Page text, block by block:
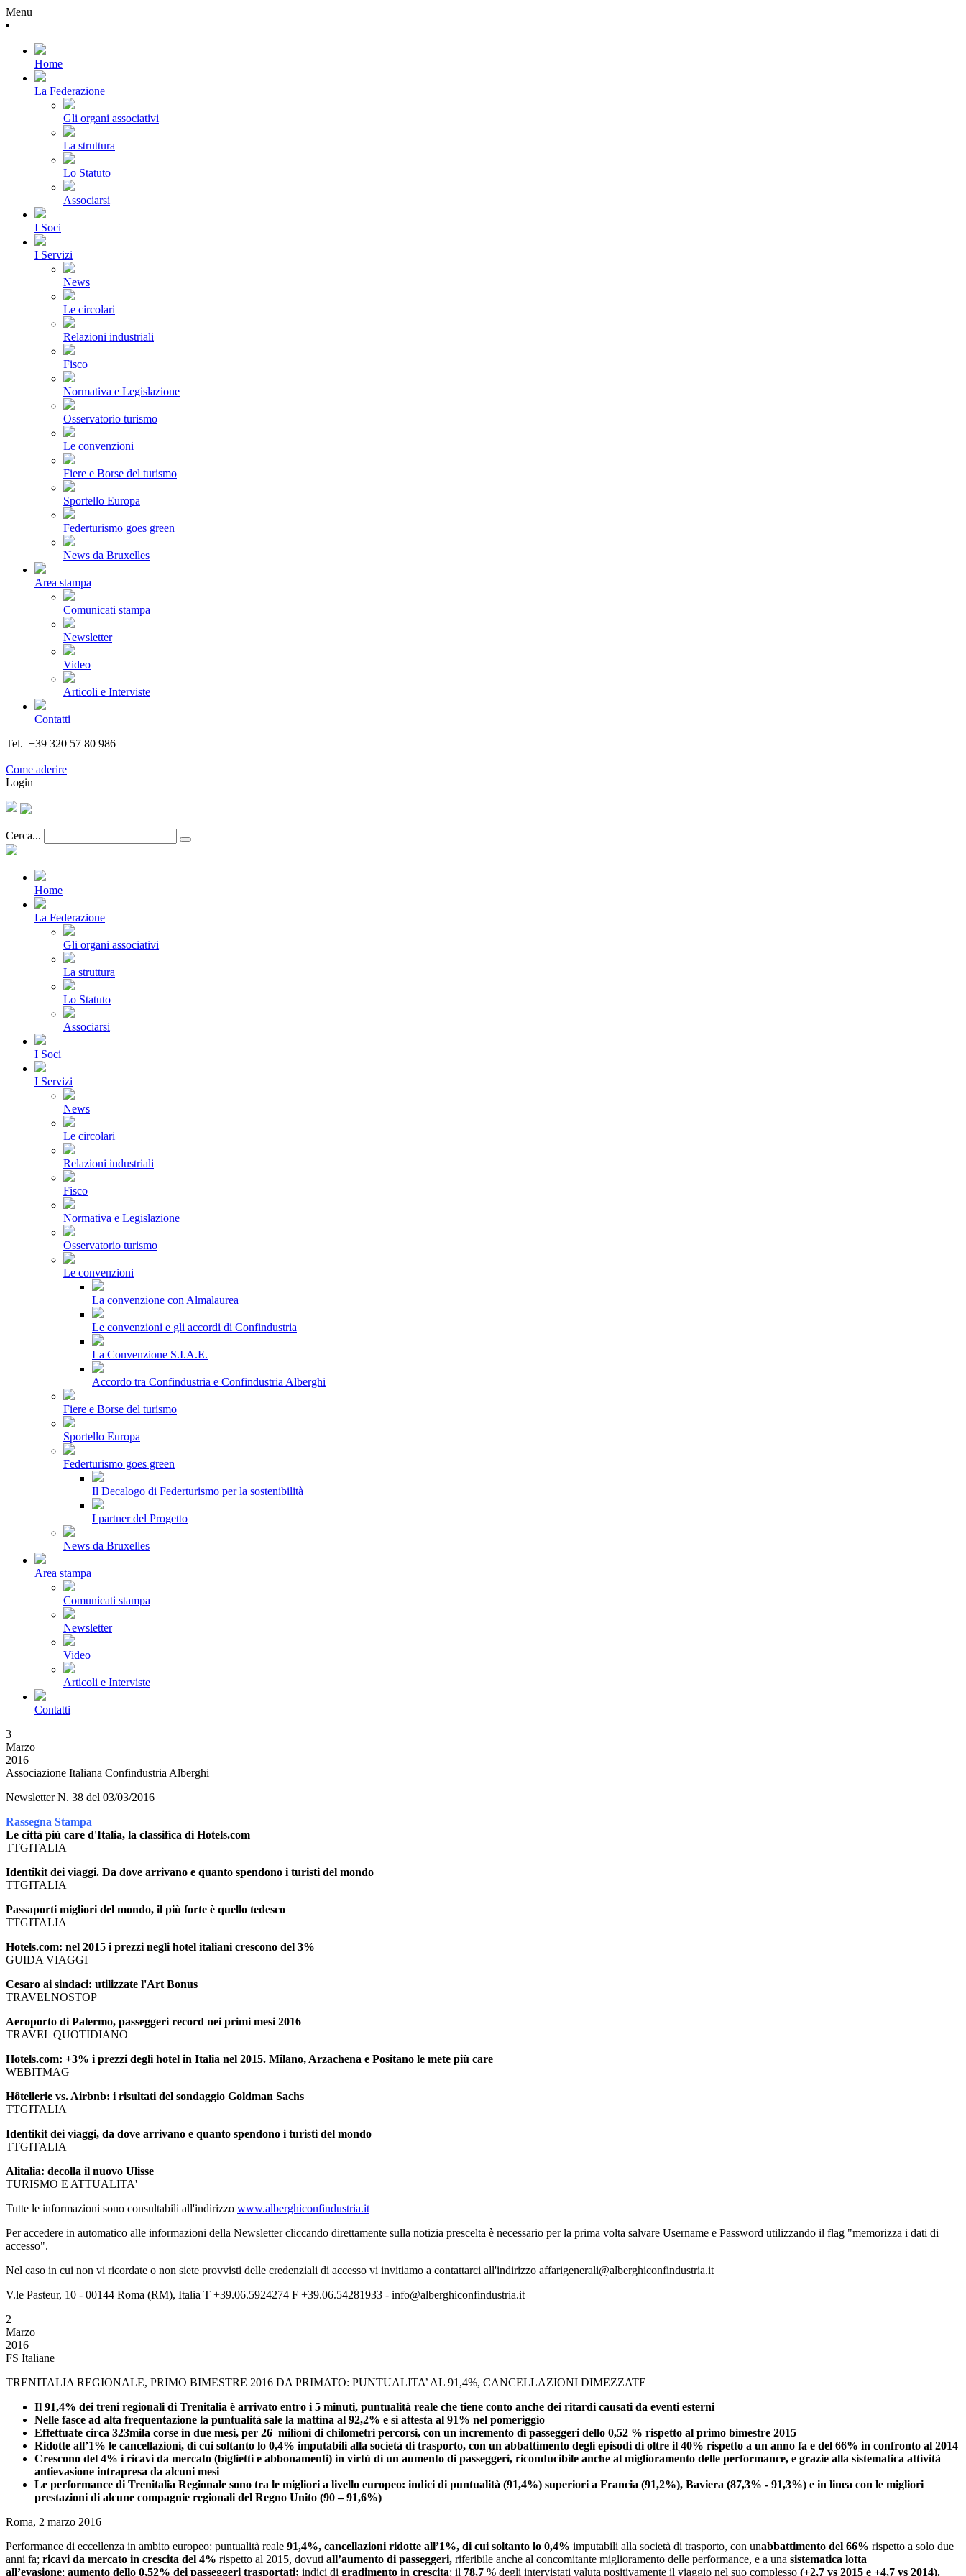
Menu
Home
La Federazione
Gli organi associativi
La struttura
Lo Statuto
Associarsi
I Soci
I Servizi
News
Le circolari
Relazioni industriali
Fisco
Normativa e Legislazione
Osservatorio turismo
Le convenzioni
Fiere e Borse del turismo
Sportello Europa
Federturismo goes green
News da Bruxelles
Area stampa
Comunicati stampa
Newsletter
Video
Articoli e Interviste
Contatti
Tel. +39 320 57 80 986
Come aderire
Login
Cerca...
Home
La Federazione
Gli organi associativi
La struttura
Lo Statuto
Associarsi
I Soci
I Servizi
News
Le circolari
Relazioni industriali
Fisco
Normativa e Legislazione
Osservatorio turismo
Le convenzioni
La convenzione con Almalaurea
Le convenzioni e gli accordi di Confindustria
La Convenzione S.I.A.E.
Accordo tra Confindustria e Confindustria Alberghi
Fiere e Borse del turismo
Sportello Europa
Federturismo goes green
Il Decalogo di Federturismo per la sostenibilità
I partner del Progetto
News da Bruxelles
Area stampa
Comunicati stampa
Newsletter
Video
Articoli e Interviste
Contatti
3
Marzo
2016
Associazione Italiana Confindustria Alberghi
Newsletter N. 38 del 03/03/2016
Rassegna Stampa
Le città più care d'Italia, la classifica di Hotels.com
TTGITALIA
Identikit dei viaggi. Da dove arrivano e quanto spendono i turisti del mondo
TTGITALIA
Passaporti migliori del mondo, il più forte è quello tedesco
TTGITALIA
Hotels.com: nel 2015 i prezzi negli hotel italiani crescono del 3%
GUIDA VIAGGI
Cesaro ai sindaci: utilizzate l'Art Bonus
TRAVELNOSTOP
Aeroporto di Palermo, passeggeri record nei primi mesi 2016
TRAVEL QUOTIDIANO
Hotels.com: +3% i prezzi degli hotel in Italia nel 2015. Milano, Arzachena e Positano le mete più care
WEBITMAG
Hôtellerie vs. Airbnb: i risultati del sondaggio Goldman Sachs
TTGITALIA
Identikit dei viaggi, da dove arrivano e quanto spendono i turisti del mondo
TTGITALIA
Alitalia: decolla il nuovo Ulisse
TURISMO E ATTUALITA'
Tutte le informazioni sono consultabili all'indirizzo www.alberghiconfindustria.it
Per accedere in automatico alle informazioni della Newsletter cliccando direttamente sulla notizia prescelta è necessario per la prima volta salvare Username e Password utilizzando il flag "memorizza i dati di
accesso".
Nel caso in cui non vi ricordate o non siete provvisti delle credenziali di accesso vi invitiamo a contattarci all'indirizzo affarigenerali@alberghiconfindustria.it
V.le Pasteur, 10 - 00144 Roma (RM), Italia T +39.06.5924274 F +39.06.54281933 - info@alberghiconfindustria.it
2
Marzo
2016
FS Italiane
TRENITALIA REGIONALE, PRIMO BIMESTRE 2016 DA PRIMATO: PUNTUALITA’ AL 91,4%, CANCELLAZIONI DIMEZZATE
Il 91,4% dei treni regionali di Trenitalia è arrivato entro i 5 minuti, puntualità reale che tiene conto anche dei ritardi causati da eventi esterni
Nelle fasce ad alta frequentazione la puntualità sale la mattina al 92,2% e si attesta al 91% nel pomeriggio
Effettuate circa 323mila corse in due mesi, per 26 milioni di chilometri percorsi, con un incremento di passeggeri dello 0,52 % rispetto al primo bimestre 2015
Ridotte all’1% le cancellazioni, di cui soltanto lo 0,4% imputabili alla società di trasporto, con un abbattimento degli episodi di oltre il 40% rispetto a un anno fa e del 66% in confronto al 2014
Crescono del 4% i ricavi da mercato (biglietti e abbonamenti) in virtù di un aumento di passeggeri, riconducibile anche al miglioramento delle performance, e grazie alla sistematica attività
antievasione intrapresa da alcuni mesi
Le performance di Trenitalia Regionale sono tra le migliori a livello europeo: indici di puntualità (91,4%) superiori a Francia (91,2%), Baviera (87,3% - 91,3%) e in linea con le migliori
prestazioni di alcune compagnie regionali del Regno Unito (90 – 91,6%)
Roma, 2 marzo 2016
Performance di eccellenza in ambito europeo: puntualità reale 91,4%, cancellazioni ridotte all’1%, di cui soltanto lo 0,4% imputabili alla società di trasporto, con unabbattimento del 66% rispetto a solo due
anni fa; ricavi da mercato in crescita del 4% rispetto al 2015, dovuti all’aumento di passeggeri, riferibile anche al concomitante miglioramento delle performance, e a una sistematica lotta
all’evasione; aumento dello 0,52% dei passeggeri trasportati; indici di gradimento in crescita: il 78,7 % degli intervistati valuta positivamente il viaggio nel suo complesso (+2,7 vs 2015 e +4,7 vs 2014).